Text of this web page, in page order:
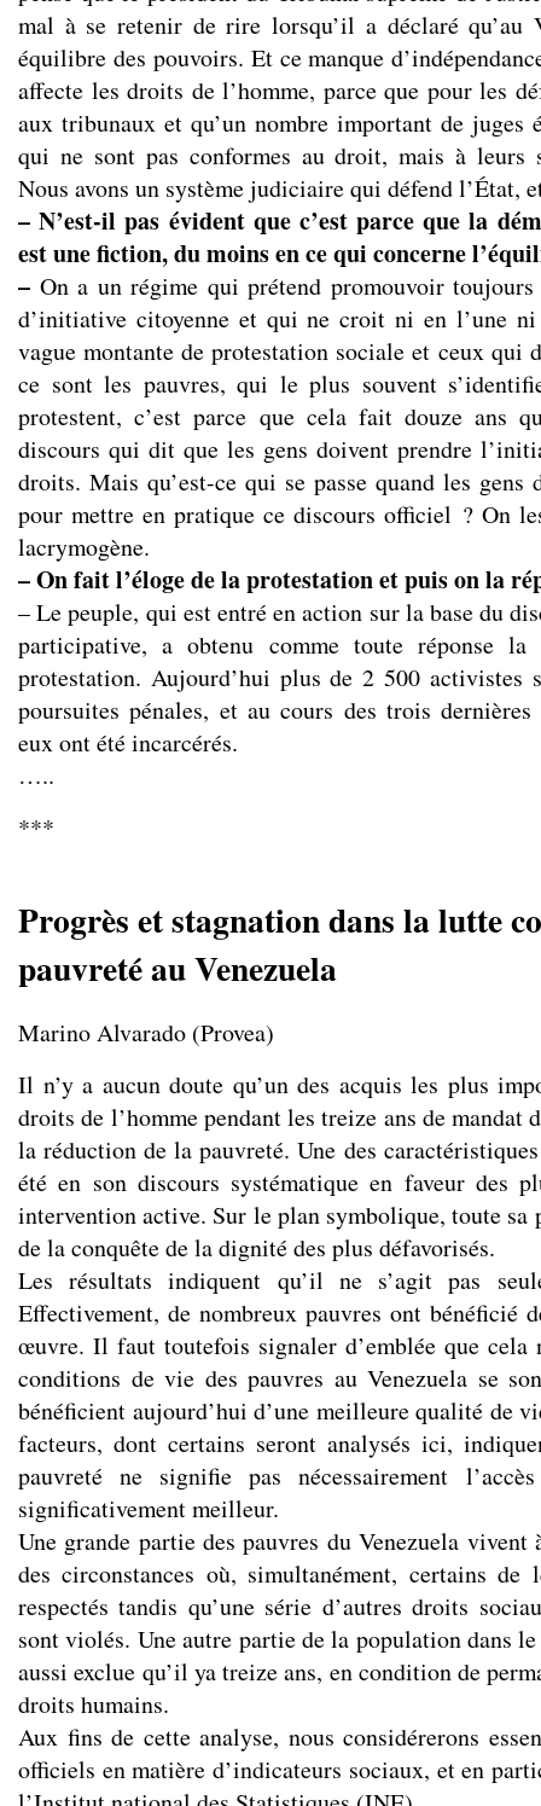
mal à se retenir de rire lorsqu’il a déclaré qu’au
équilibre des pouvoirs. Et ce manque
affecte les droits de l’homme, parce que pour les
aux tribunaux et qu’un nombre important de juges
qui ne sont pas conformes au droit, mais à leurs
Nous avons un système judiciaire qui défend l’État,
– N’est-il pas évident que c’est parce que la
est une fiction, du moins en ce qui concerne
– On a un régime qui prétend promouvoir
d’initiative citoyenne et qui ne croit ni en l’une
vague montante de protestation sociale et ceux qui
ce sont les pauvres, qui le plus souvent
protestent, c’est parce que cela fait douze ans
discours qui dit que les gens doivent prendre
droits. Mais qu’est-ce qui se passe quand les gens
pour mettre en pratique ce discours officiel ? On
lacrymogène.
– On fait l’éloge de la protestation et puis on la
– Le peuple, qui est entré en action sur la base du
participative, a obtenu comme toute réponse
protestation. Aujourd’hui plus de 2 500 activistes
poursuites pénales, et au cours des trois dernières
eux ont été incarcérés.
…..
***
Progrès et stagnation dans la lutte
pauvreté au Venezuela
Marino Alvarado (Provea)
Il n’y a aucun doute qu’un des acquis les plus
droits de l’homme pendant les treize ans de mandat
la réduction de la pauvreté. Une des
été en son discours systématique en faveur des
intervention active. Sur le plan symbolique, toute
de la conquête de la dignité des plus défavorisés.
Les résultats indiquent qu’il ne s’agit pas
Effectivement, de nombreux pauvres ont bénéficié
œuvre. Il faut toutefois signaler d’emblée que cela
conditions de vie des pauvres au Venezuela se
bénéficient aujourd’hui d’une meilleure qualité de
facteurs, dont certains seront analysés ici,
pauvreté ne signifie pas nécessairement
significativement meilleur.
Une grande partie des pauvres du Venezuela vivent
des circonstances où, simultanément, certains
respectés tandis qu’une série d’autres droits
sont violés. Une autre partie de la population dans
aussi exclue qu’il ya treize ans, en condition de
droits humains.
Aux fins de cette analyse, nous considérerons
officiels en matière d’indicateurs sociaux, et en